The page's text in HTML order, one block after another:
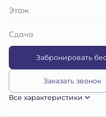
Этаж
Сдача
Забронировать
Заказать звонок
Все характеристики